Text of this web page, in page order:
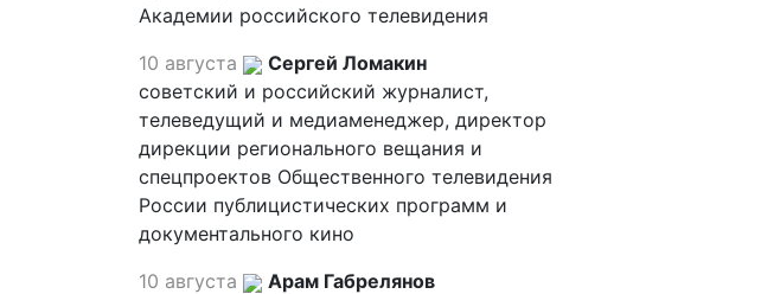
Академии российского телевидения
10 августа
Сергей Ломакин
советский и российский журналист,
телеведущий и медиаменеджер, директор
дирекции регионального вещания и
спецпроектов Общественного телевидения
России публицистических программ и
документального кино
10 августа
Арам Габрелянов